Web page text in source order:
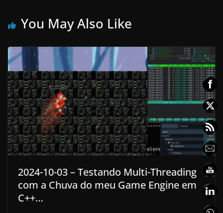
You May Also Like
2024-10-03 – Testando Multi-Threading
com a Chuva do meu Game Engine em
C++…